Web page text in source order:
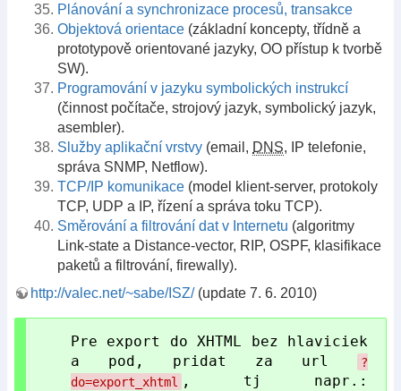
Plánování a synchronizace procesů, transakce
Objektová orientace (základní koncepty, třídně a
prototypově orientované jazyky, OO přístup k tvorbě
SW).
Programování v jazyku symbolických instrukcí
(činnost počítače, strojový jazyk, symbolický jazyk,
asembler).
Služby aplikační vrstvy (email, DNS, IP telefonie,
správa SNMP, Netflow).
TCP/IP komunikace (model klient-server, protokoly
TCP, UDP a IP, řízení a správa toku TCP).
Směrování a filtrování dat v Internetu (algoritmy
Link-state a Distance-vector, RIP, OSPF, klasifikace
paketů a filtrování, firewally).
http://valec.net/~sabe/ISZ/(update 7. 6. 2010)
Pre export do XHTML bez hlaviciek
a pod, pridat za url
?
do=export_xhtml
, tj napr.: